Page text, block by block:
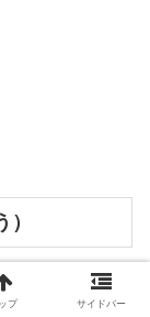
プ サイドバー